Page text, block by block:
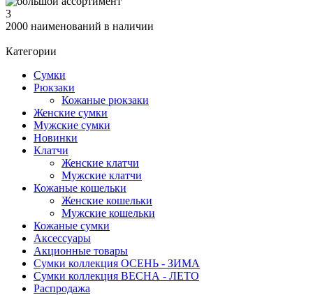
3
2000 наименований в наличии
Категории
Сумки
Рюкзаки
Кожаные рюкзаки
Женские сумки
Мужские сумки
Новинки
Клатчи
Женские клатчи
Мужские клатчи
Кожаные кошельки
Женские кошельки
Мужские кошельки
Кожаные сумки
Аксессуары
Акционные товары
Сумки коллекция ОСЕНЬ - ЗИМА
Сумки коллекция ВЕСНА - ЛЕТО
Распродажа